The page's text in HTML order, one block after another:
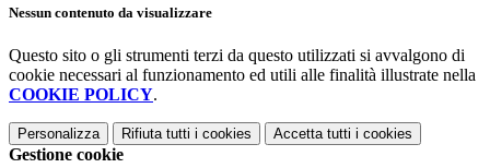
Nessun contenuto da visualizzare
Questo sito o gli strumenti terzi da questo utilizzati si avvalgono di
cookie necessari al funzionamento ed utili alle finalità illustrate nella
COOKIE POLICY.
Personalizza Rifiuta tutti i cookies Accetta tutti i cookies
Gestione cookie